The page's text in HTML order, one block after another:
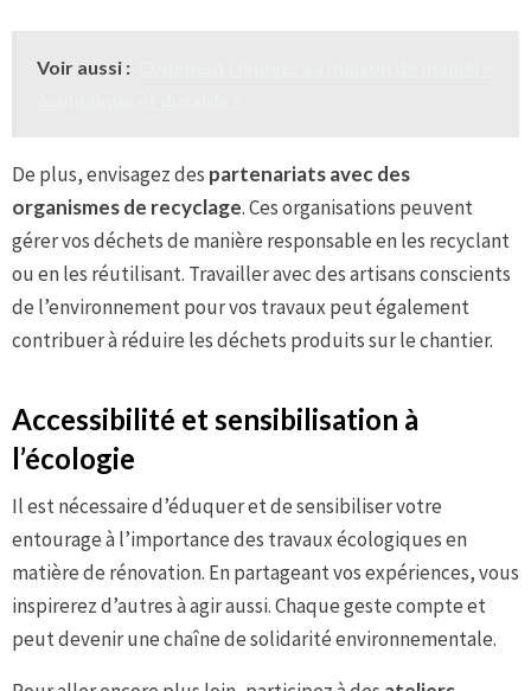
Voir aussi :
De plus, envisagez des partenariats avec des
organismes de recyclage. Ces organisations peuvent
gérer vos déchets de manière responsable en les recyclant
ou en les réutilisant. Travailler avec des artisans conscients
de l’environnement pour vos travaux peut également
contribuer à réduire les déchets produits sur le chantier.
Accessibilité et sensibilisation à
l’écologie
Il est nécessaire d’éduquer et de sensibiliser votre
entourage à l’importance des travaux écologiques en
matière de rénovation. En partageant vos expériences, vous
inspirerez d’autres à agir aussi. Chaque geste compte et
peut devenir une chaîne de solidarité environnementale.